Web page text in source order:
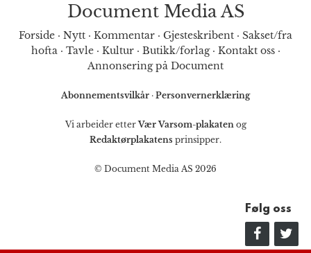
Document Media AS
Forside · Nytt · Kommentar · Gjesteskribent · Sakset/fra
hofta · Tavle· Kultur· Butikk/forlag· Kontakt oss·
Annonsering på Document
Abonnementsvilkår · Personvernerklæring
Vi arbeider etterVær Varsom-plakaten og
Redaktørplakatens prinsipper.
© Document Media AS 2026
Følg oss